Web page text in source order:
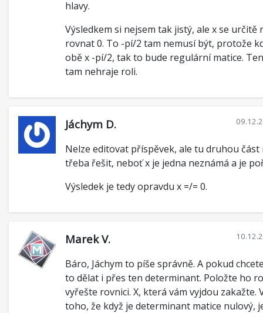
hlavy.
Výsledkem si nejsem tak jistý, ale x se určitě
rovnat 0. To -pí/2 tam nemusí být, protože
obě x -pí/2, tak to bude regulární matice.
tam nehraje roli.
Jáchym D.
Nelze editovat příspěvek, ale tu druhou část
třeba řešit, neboť x je jedna neznámá a je
Výsledek je tedy opravdu x =/= 0.
Marek V.
Báro, Jáchym to píše správně. A pokud
to dělat i přes ten determinant. Položte ho
vyřešte rovnici. X, která vám vyjdou zakažte.
toho, že když je determinant matice nulový,